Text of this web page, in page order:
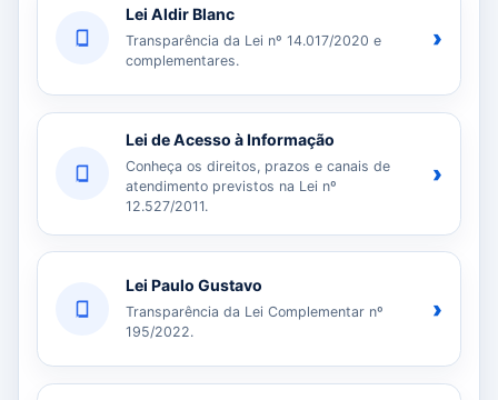
Lei Aldir Blanc
Transparência da Lei nº 14.017/2020 e
complementares.
›
Lei de Acesso à Informação
Conheça os direitos, prazos e canais de
atendimento previstos na Lei nº
12.527/2011.
›
Lei Paulo Gustavo
Transparência da Lei Complementar nº
195/2022.
›